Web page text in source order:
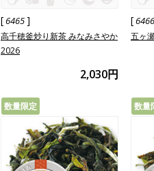
[6465]
高千穂釜炒り新茶 みなみさやか
2026
2,030円
[6466
五ヶ
数量限定 数量